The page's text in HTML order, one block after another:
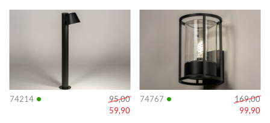
74214 •
95,00
59,90
Info
74767 •
169,00
99,90
Info